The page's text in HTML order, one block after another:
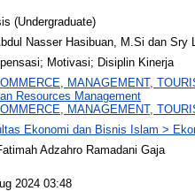
(Undergraduate)
Nasser Hasibuan, M.Si dan Sry
Motivasi; Disiplin Kinerja
MANAGEMENT,
Resources Management
MANAGEMENT,
Ekonomi dan Bisnis Islam >
Adzahro Ramadani Gaja
2024 03:48